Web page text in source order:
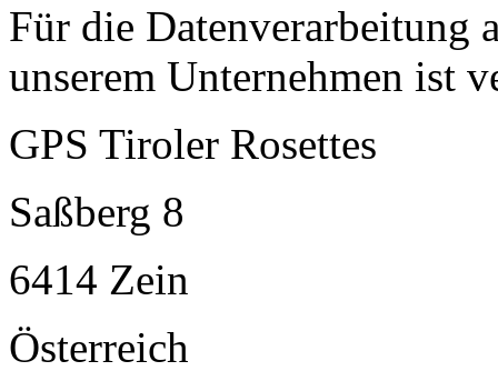
Für die Datenverarbeitung
unserem Unternehmen ist
GPS Tiroler Rosettes
Saßberg 8
6414 Zein
Österreich